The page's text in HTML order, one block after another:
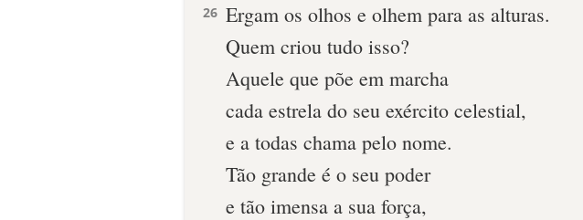
26 Ergam os olhos e olhem para as alturas.
Quem criou tudo isso?
Aquele que põe em marcha
cada estrela do seu exército celestial,
e a todas chama pelo nome.
Tão grande é o seu poder
e tão imensa a sua força,